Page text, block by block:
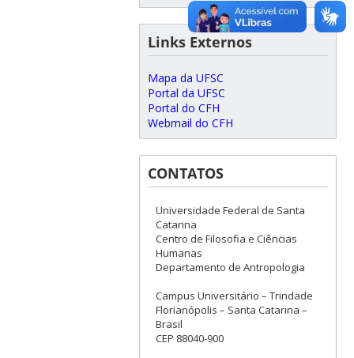
Links Externos
Mapa da UFSC
Portal da UFSC
Portal do CFH
Webmail do CFH
CONTATOS
Universidade Federal de Santa
Catarina
Centro de Filosofia e Ciências
Humanas
Departamento de Antropologia
Campus Universitário – Trindade
Florianópolis – Santa Catarina –
Brasil
CEP 88040-900